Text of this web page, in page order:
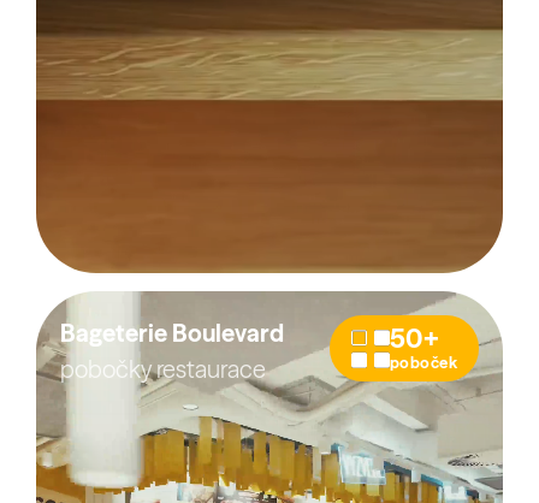
Bageterie Boulevard
pobočky restaurace
50+
poboček